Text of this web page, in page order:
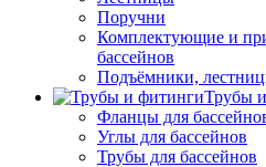
Поручни
Комплектующие и
бассейнов
Подъёмники,
Трубы
Фланцы для
Углы для бассейнов
Трубы для бассейнов